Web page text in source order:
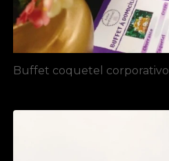
Buffet coquetel corporativo